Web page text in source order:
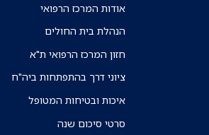
אודות המרכז הרפואי
הנהלת בית החולים
חזון המרכז הרפואי ת"א
ציוני דרך בהתפתחות ביה"ח
איכות ובטיחות המטופל
סרטי סיכום שנה